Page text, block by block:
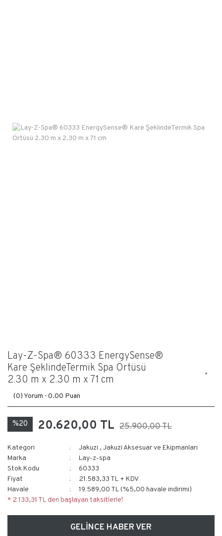
Lay-Z-Spa® 60333 EnergySense®
Kare ŞeklindeTermik Spa Örtüsü
2.30 m x 2.30 m x 71 cm
(0) Yorum -0.00 Puan
%20 20.620,00 TL 25.900,00 TL
Kategori Jakuzi ,Jakuzi Aksesuar ve Ekipmanları
Marka
Lay-z-spa
Stok Kodu
60333
Fiyat
21.583,33 TL + KDV
Havale
19.589,00 TL (%5,00 havale indirimi)
* 2.133,31 TL den başlayan taksitlerle!
GELİNCE HABER VER